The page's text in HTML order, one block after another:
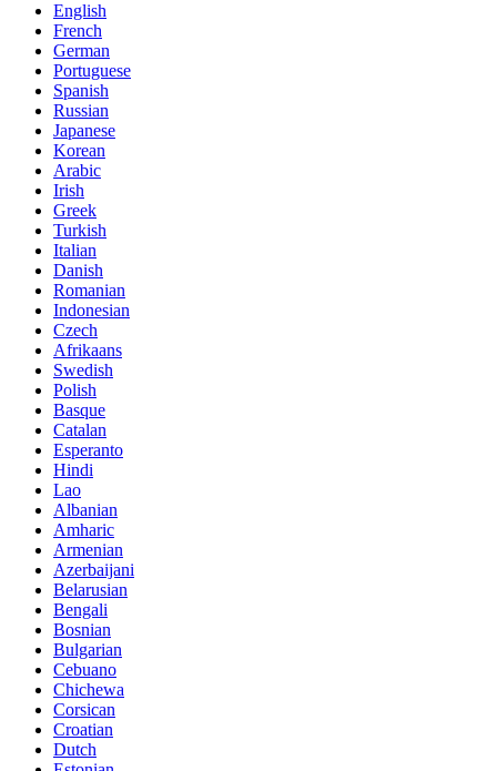
English
French
German
Portuguese
Spanish
Russian
Japanese
Korean
Arabic
Irish
Greek
Turkish
Italian
Danish
Romanian
Indonesian
Czech
Afrikaans
Swedish
Polish
Basque
Catalan
Esperanto
Hindi
Lao
Albanian
Amharic
Armenian
Azerbaijani
Belarusian
Bengali
Bosnian
Bulgarian
Cebuano
Chichewa
Corsican
Croatian
Dutch